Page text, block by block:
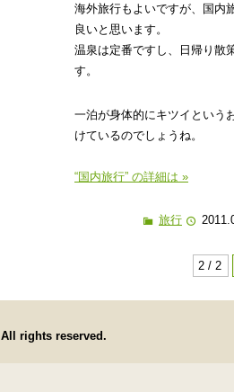
海外旅行もよいですが、国内
良いと思います。
温泉は定番ですし、日帰り散
す。
一泊が身体的にキツイという
けているのでしょうね。
“国内旅行” の詳細は »
旅行
2 / 2
All rights reserved.